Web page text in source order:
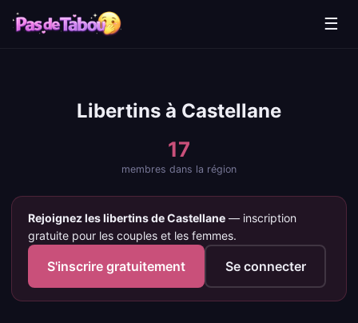
☰
Libertins à Castellane
17
membres dans la région
Rejoignez les libertins de Castellane — inscription
gratuite pour les couples et les femmes.
S'inscrire gratuitement Se connecter